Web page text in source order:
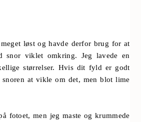
løst og havde derfor brug for at
snor viklet omkring. Jeg lavede en
størrelser. Hvis dit fyld er godt
at vikle om det, men blot lime
fotoet, men jeg maste og krummede